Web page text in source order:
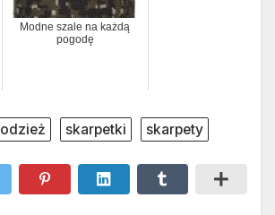
Modne szale na każdą
pogodę
odzież skarpetki skarpety